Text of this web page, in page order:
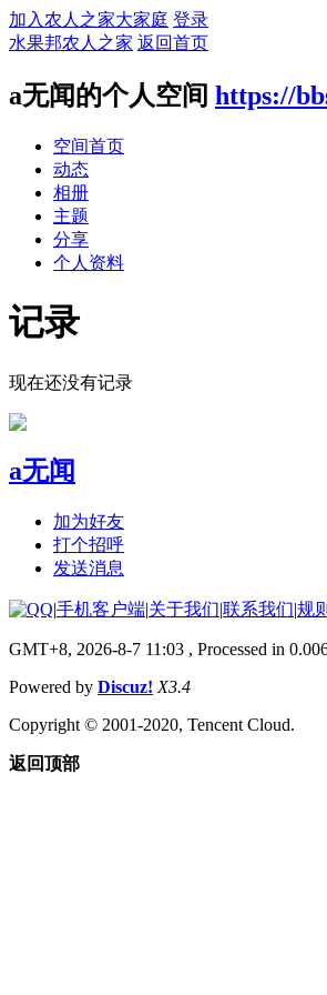
加入农人之家大家庭 登录
水果邦农人之家 返回首页
a无闻的个人空间 https://
空间首页
动态
相册
主题
分享
个人资料
记录
现在还没有记录
a无闻
加为好友
打个招呼
发送消息
|手机客户端|关于我们|联系我们|规
GMT+8, 2026-8-7 11:03 , Processed in
Powered by Discuz! X3.4
Copyright © 2001-2020, Tencent Cloud.
返回顶部